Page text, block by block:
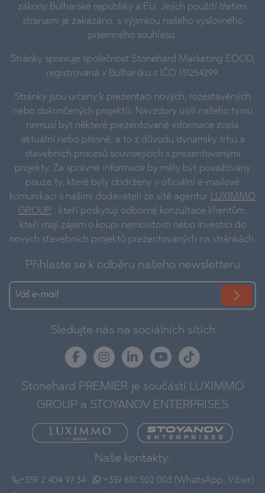
zákony Bulharské republiky a EU. Jejich použití třetími
stranami je zakázáno, s výjimkou našeho výslovného
písemného souhlasu.
Stránky spravuje společnost Stonehard Marketing EOOD,
registrovaná v Bulharsku s IČO 131254299.
Stránky jsou určeny k prezentaci nových, rozestavěných
nebo dokončených projektů. Navzdory úsilí našeho týmu
nemusí být některé prezentované informace zcela
aktuální nebo přesné, a to z důvodu dynamiky trhu a
stavebních procesů souvisejících s prezentovanými
projekty. Za správné informace by měly být považovány
pouze ty, které byly obdrženy v oficiální e-mailové
komunikaci s našimi dodavateli ze sítě agentur LUXIMMO
GROUP , kteří poskytují odborné konzultace klientům,
kteří mají zájem o koupi nemovitosti nebo investici do
nových stavebních projektů prezentovaných na stránkách.
Přihlaste se k odběru našeho newsletteru
Sledujte nás na sociálních sítích
Stonehard PREMIER je součástí LUXIMMO
GROUP a STOYANOV ENTERPRISES
Naše kontakty:
+359 2 404 97 34
+359 887 502 003 (WhatsApp, Viber)